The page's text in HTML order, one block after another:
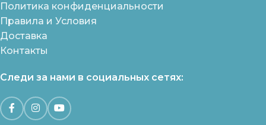
Политика конфиденциальности
Правила и Условия
Доставка
Контакты
Следи за нами в социальных сетях: